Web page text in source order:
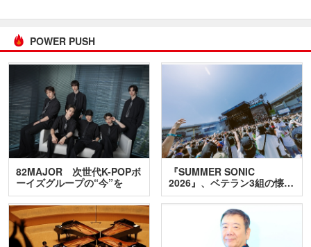
POWER PUSH
82MAJOR 次世代K-POPボ
ーイズグループの“今”を
訊…
『SUMMER SONIC
2026』、ベテラン3組の懐…